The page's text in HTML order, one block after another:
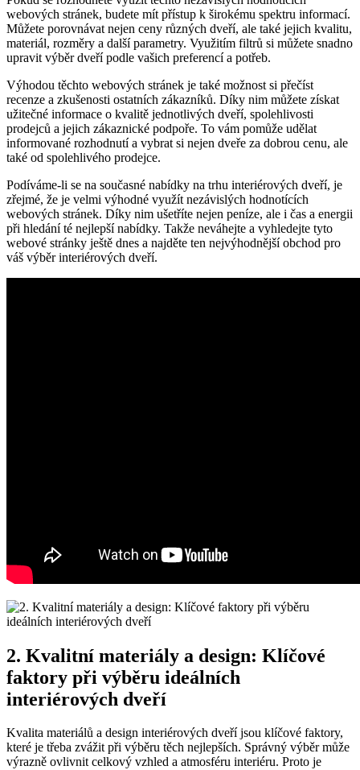
webových stránek,‍ budete​ mít přístup k širokému‌ spektru informací.
Můžete porovnávat ⁢nejen ceny ​různých dveří, ale také‍ jejich kvalitu,
materiál, rozměry a další parametry. Využitím filtrů ‍si můžete snadno
upravit výběr dveří podle vašich ⁣preferencí ⁤a ​potřeb.
Výhodou těchto webových stránek⁢ je také možnost si přečíst
recenze a ​zkušenosti ostatních zákazníků. Díky nim⁤ můžete získat
užitečné informace ‍o⁤ kvalitě ‍jednotlivých ​dveří, spolehlivosti
prodejců ⁤a jejich zákaznické podpoře. ‌To vám ​pomůže ⁤udělat
‍informované​ rozhodnutí a vybrat⁢ si nejen dveře za⁣ dobrou cenu, ale
také od spolehlivého ⁤prodejce.
Podíváme-li se na současné‍ nabídky na trhu ⁣interiérových ‌dveří, je
zřejmé, že je ​velmi výhodné využít ⁢nezávislých⁣ hodnotících‍
webových stránek. Díky‍ nim ušetříte nejen ⁢peníze, ale i čas a energii‍
při ​hledání ⁢té⁢ nejlepší nabídky.‌ Takže neváhejte a vyhledejte tyto
webové‍ stránky ještě dnes a najděte ten ​nejvýhodnější obchod pro
váš výběr ⁣interiérových dveří.
2. Kvalitní materiály ⁢a design: Klíčové
faktory při ‌výběru ideálních
interiérových dveří
Kvalita materiálů a design interiérových dveří ⁣jsou⁣ klíčové‌ faktory,‌
které ⁢je třeba⁢ zvážit při výběru těch nejlepších. Správný výběr​ může
výrazně ovlivnit ​celkový⁢ vzhled a atmosféru interiéru. Proto je